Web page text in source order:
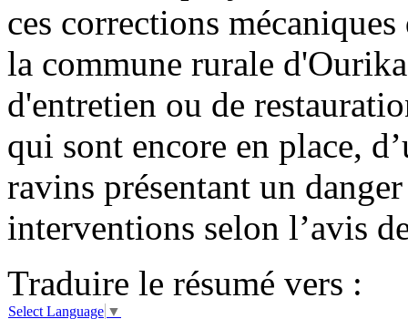
ces corrections
la commune rurale
d'entretien ou de
qui sont encore en place,
ravins présentant un
interventions selon l’avis
Traduire le résumé vers :
Select Language ▼